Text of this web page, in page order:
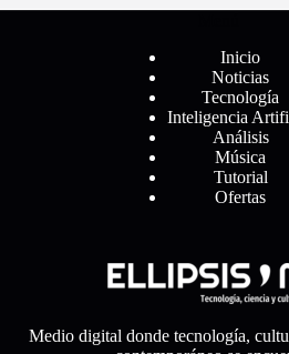
Inicio
Noticias
Tecnología
Inteligencia
Análisis
Música
Tutorial
Ofertas
Medio digital donde tecnología,